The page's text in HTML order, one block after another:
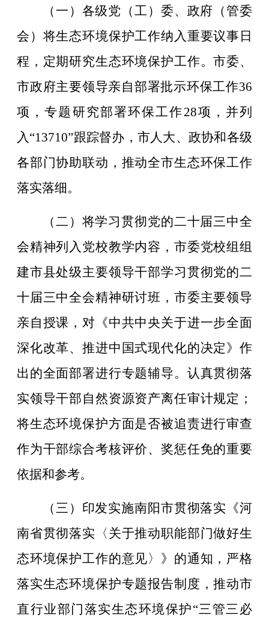
（一）各级党（工）委、政府（管委
会）将生态环境保护工作纳入重要议事日
程，定期研究生态环境保护工作。市委、
市政府主要领导亲自部署批示环保工作36
项，专题研究部署环保工作28项，并列
入 “13710”跟踪督办，市人大、政协和各级
各部门协助联动，推动全市生态环保工作
落实落细。
（二）将学习贯彻党的二十届三中全
会精神列入党校教学内容，市委党校组组
建市县处级主要领导干部学习贯彻党的二
十届三中全会精神研讨班，市委主要领导
亲自授课，对《中共中央关于进一步全面
深化改革、推进中国式现代化的决定》作
出的全面部署进行专题辅导。认真贯彻落
实领导干部自然资源资产离任审计规定；
将生态环境保护方面是否被追责进行审查
作为干部综合考核评价、奖惩任免的重要
依据和参考。
（三）印发实施南阳市贯彻落实《河
南省贯彻落实〈关于推动职能部门做好生
态环境保护工作的意见〉》的通知，严格
落实生态环境保护专题报告制度，推动市
直行业部门落实生态环境保护“三管三必